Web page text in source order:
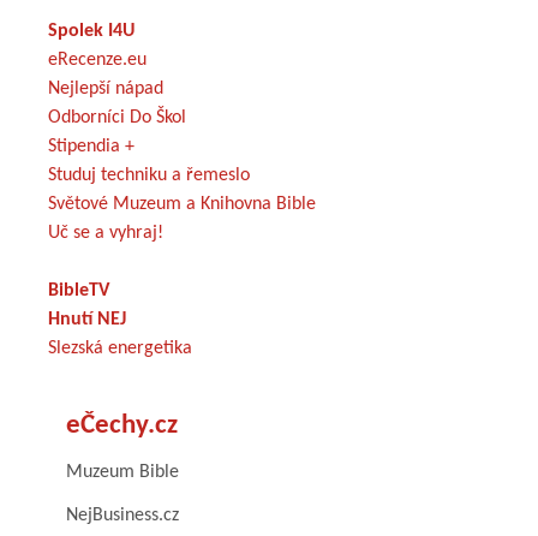
Spolek I4U
eRecenze.eu
Nejlepší nápad
Odborníci Do Škol
Stipendia +
Studuj techniku a řemeslo
Světové Muzeum a Knihovna Bible
Uč se a vyhraj!
BibleTV
Hnutí NEJ
Slezská energetika
eČechy.cz
Muzeum Bible
NejBusiness.cz